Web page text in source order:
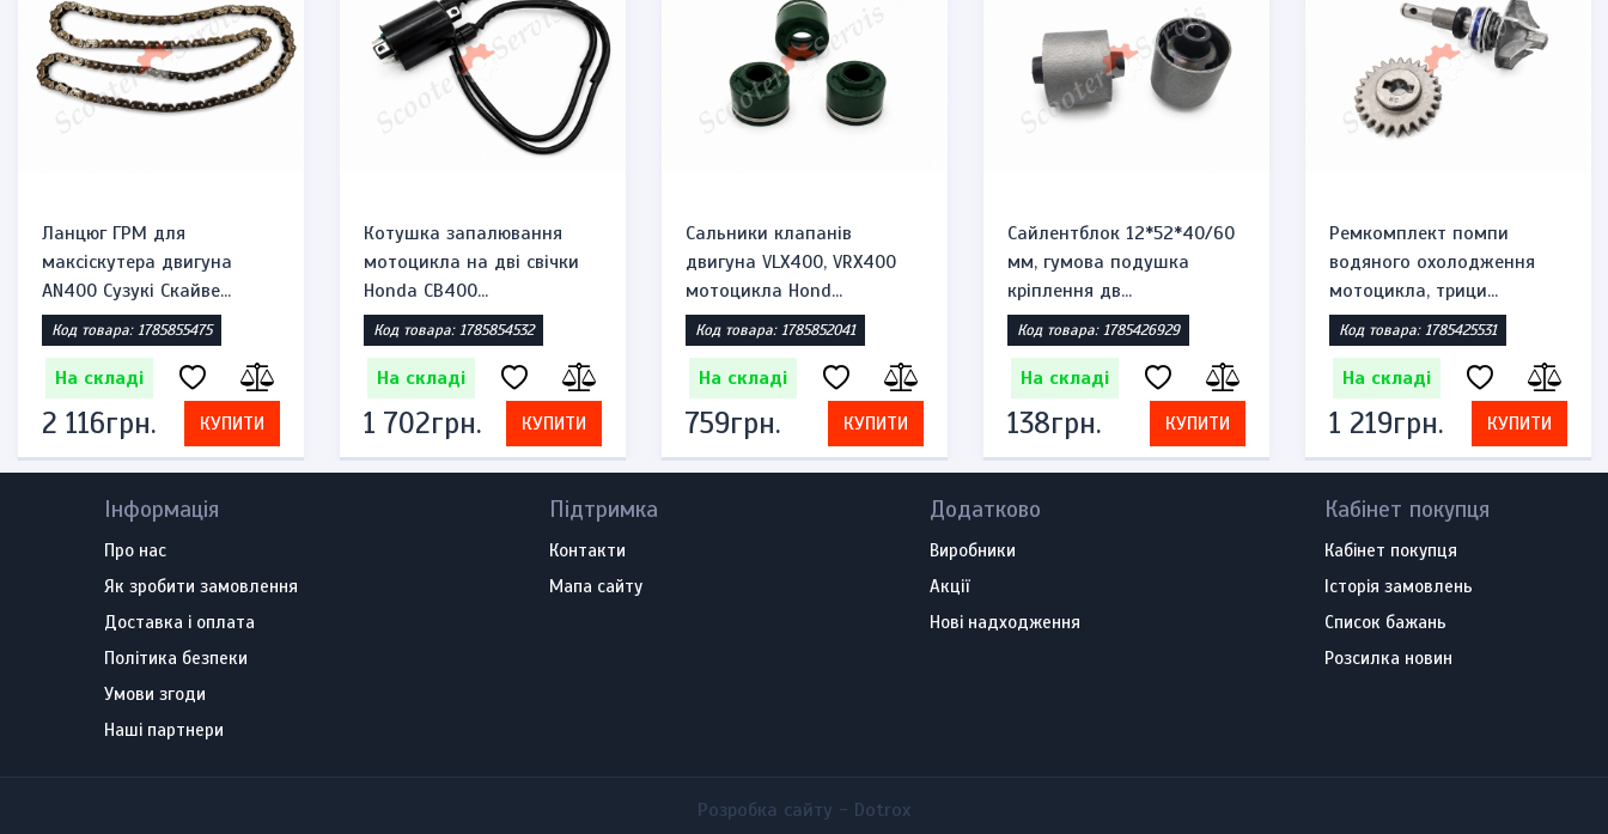
Ланцюг ГРМ для
максіскутера двигуна
AN400 Сузукі Скайве...
Код товара: 1785855475
На складі
2 116грн. КУПИТИ
Котушка запалювання
мотоцикла на дві свічки
Honda CB400...
Код товара: 1785854532
На складі
1 702грн. КУПИТИ
Сальники клапанів
двигуна VLX400, VRX400
мотоцикла Hond...
Код товара: 1785852041
На складі
759грн. КУПИТИ
Сайлентблок 12*52*40/60
мм, гумова подушка
кріплення дв...
Код товара: 1785426929
На складі
138грн. КУПИТИ
Ремкомплект помпи
водяного охолодження
мотоцикла, трици...
Код товара: 1785425531
На складі
1 219грн. КУПИТИ
Інформація
Про нас
Як зробити замовлення
Доставка і оплата
Політика безпеки
Умови згоди
Наші партнери
Підтримка
Контакти
Мапа сайту
Додатково
Виробники
Акції
Нові надходження
Кабінет покупця
Кабінет покупця
Історія замовлень
Список бажань
Розсилка новин
Розробка сайту - Dotrox